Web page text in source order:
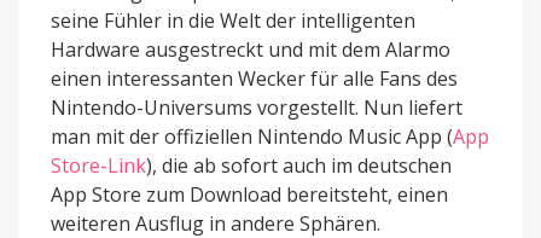
seine Fühler in die Welt der intelligenten
Hardware ausgestreckt und mit dem Alarmo
einen interessanten Wecker für alle Fans des
Nintendo-Universums vorgestellt. Nun liefert
man mit der offiziellen Nintendo Music App (App
Store-Link), die ab sofort auch im deutschen
App Store zum Download bereitsteht, einen
weiteren Ausflug in andere Sphären.